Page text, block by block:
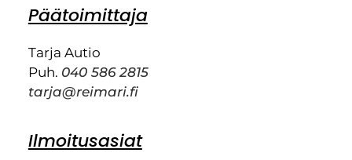
Päätoimittaja
Tarja Autio
Puh. 040 586 2815
tarja@reimari.fi
Ilmoitusasiat